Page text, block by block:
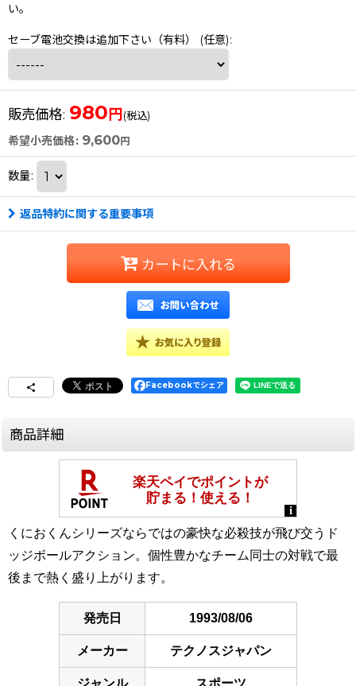
い。
セーブ電池交換は追加下さい（有料） (任意):
販売価格: 980円(税込)
希望小売価格: 9,600円
数量:
返品特約に関する重要事項
カートに入れる
Facebookでシェア
商品詳細
くにおくんシリーズならではの豪快な必殺技が飛び交うド
ッジボールアクション。個性豊かなチーム同士の対戦で最
後まで熱く盛り上がります。
発売日 1993/08/06
メーカー テクノスジャパン